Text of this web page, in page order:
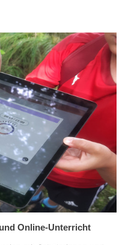
Online-Unterricht